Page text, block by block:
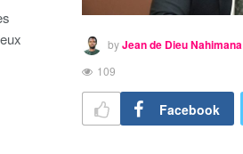
byJean de Dieu Nahimana
109
Facebook